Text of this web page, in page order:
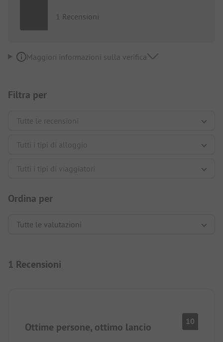
1 Recensioni
Maggiori informazioni sulla verifica
Filtra per
Ordina per
1 Recensioni
Ottime persone, ottimo lancio 10